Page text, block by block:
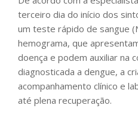
terceiro dia do início dos
um teste rápido de sangue
hemograma, que
doença e podem auxiliar na
diagnosticada a dengue, a
acompanhamento clínico e
até plena recuperação.